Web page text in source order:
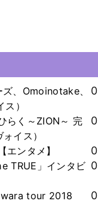
ズ、Omoinotake、
）
0
らく～ZION～ 完
イス）
0
エンタメ】
0
TRUE」インタビ 0
tour 2018
0